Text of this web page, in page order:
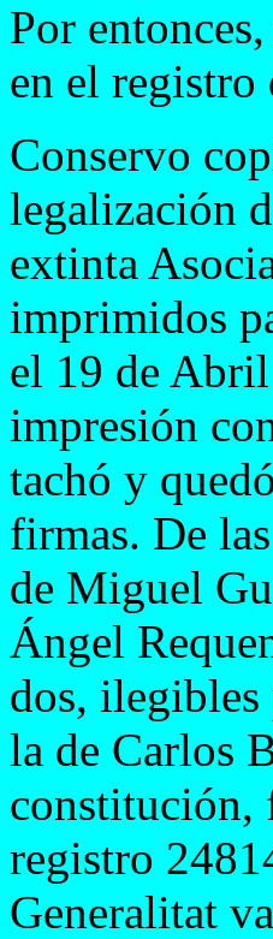
Por
en el registro
Conservo
legalización
extinta
imprimidos
el 19 de
impresión
tachó y
firmas. De
de Miguel
Ángel
dos, ilegibles
la de Carlos
constitución,
registro
Generalitat